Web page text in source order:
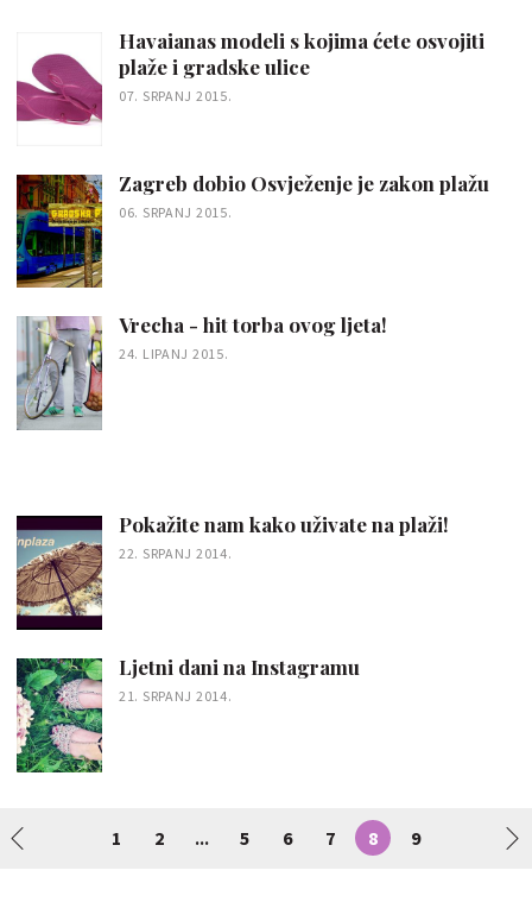
Havaianas modeli s kojima ćete osvojiti
plaže i gradske ulice
07. SRPANJ 2015.
Zagreb dobio Osvježenje je zakon plažu
06. SRPANJ 2015.
Vrecha - hit torba ovog ljeta!
24. LIPANJ 2015.
Pokažite nam kako uživate na plaži!
22. SRPANJ 2014.
Ljetni dani na Instagramu
21. SRPANJ 2014.
1 2 ... 5 6 7 8 9